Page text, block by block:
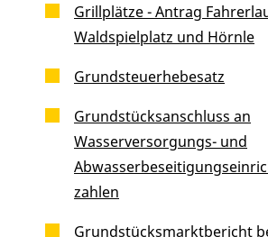
Grillplätze - Antrag
Waldspielplatz und Hörnle
Grundsteuerhebesatz
Grundstücksanschluss an
Wasserversorgungs- und
zahlen
Grundstücksmarktbericht